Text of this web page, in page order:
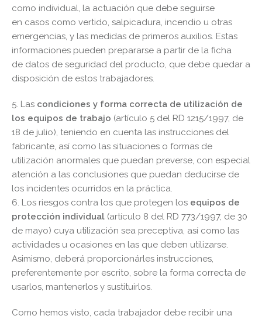
como individual, la actuación que debe seguirse
en casos como vertido, salpicadura, incendio u otras
emergencias, y las medidas de primeros auxilios. Estas
informaciones pueden prepararse a partir de la ficha
de datos de seguridad del producto, que debe quedar a
disposición de estos trabajadores.
5. Las condiciones y forma correcta de utilización de
los equipos de trabajo (artículo 5 del RD 1215/1997, de
18 de julio), teniendo en cuenta las instrucciones del
fabricante, así como las situaciones o formas de
utilización anormales que puedan preverse, con especial
atención a las conclusiones que puedan deducirse de
los incidentes ocurridos en la práctica.
6. Los riesgos contra los que protegen los equipos de
protección individual (artículo 8 del RD 773/1997, de 30
de mayo) cuya utilización sea preceptiva, así como las
actividades u ocasiones en las que deben utilizarse.
Asimismo, deberá proporcionárles instrucciones,
preferentemente por escrito, sobre la forma correcta de
usarlos, mantenerlos y sustituirlos.
Como hemos visto, cada trabajador debe recibir una